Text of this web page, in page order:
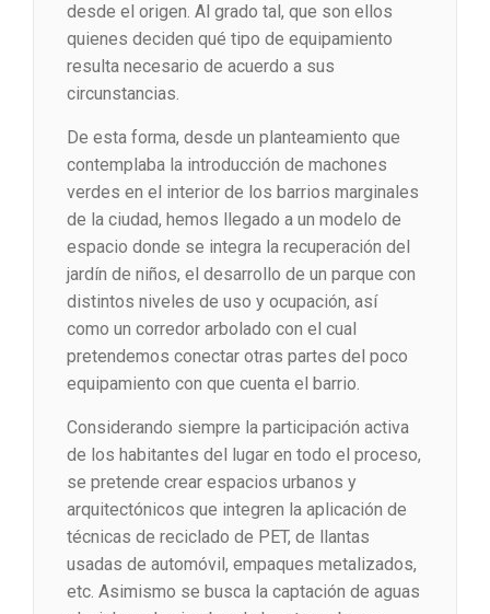
desde el origen. Al grado tal, que son ellos
quienes deciden qué tipo de equipamiento
resulta necesario de acuerdo a sus
circunstancias.
De esta forma, desde un planteamiento que
contemplaba la introducción de machones
verdes en el interior de los barrios marginales
de la ciudad, hemos llegado a un modelo de
espacio donde se integra la recuperación del
jardín de niños, el desarrollo de un parque con
distintos niveles de uso y ocupación, así
como un corredor arbolado con el cual
pretendemos conectar otras partes del poco
equipamiento con que cuenta el barrio.
Considerando siempre la participación activa
de los habitantes del lugar en todo el proceso,
se pretende crear espacios urbanos y
arquitectónicos que integren la aplicación de
técnicas de reciclado de PET, de llantas
usadas de automóvil, empaques metalizados,
etc. Asimismo se busca la captación de aguas